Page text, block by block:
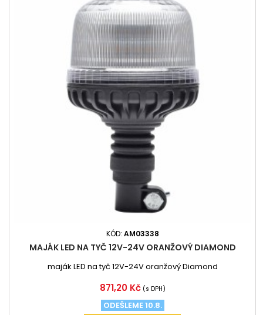
KÓD: AM03338
MAJÁK LED NA TYČ 12V-24V ORANŽOVÝ DIAMOND
maják LED na tyč 12V-24V oranžový Diamond
Cena
871,20 Kč (s DPH)
ODEŠLEME 10.8.